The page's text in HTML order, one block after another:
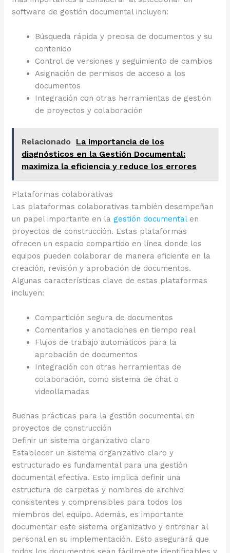
software de gestión documental incluyen:
Búsqueda rápida y precisa de documentos y su
contenido
Control de versiones y seguimiento de cambios
Asignación de permisos de acceso a los
documentos
Integración con otras herramientas de gestión
de proyectos y colaboración
Relacionado
La importancia de los
diagnósticos en la Gestión Documental:
maximiza la eficiencia y reduce los errores
Plataformas colaborativas
Las plataformas colaborativas también desempeñan
un papel importante en lagestión documentalen
proyectos de construcción. Estas plataformas
ofrecen un espacio compartido en línea donde los
equipos pueden colaborar de manera eficiente en la
creación, revisión y aprobación de documentos.
Algunas características clave de estas plataformas
incluyen:
Compartición segura de documentos
Comentarios y anotaciones en tiempo real
Flujos de trabajo automáticos para la
aprobación de documentos
Integración con otras herramientas de
colaboración, como sistema de chat o
videollamadas
Buenas prácticas para la gestión documental en
proyectos de construcción
Definir un sistema organizativo claro
Establecer un sistema organizativo claro y
estructurado es fundamental para una gestión
documental efectiva. Esto implica definir una
estructura de carpetas y nombres de archivo
consistentes y comprensibles para todos los
miembros del equipo. Además, es importante
documentar este sistema organizativo y entrenar al
personal en su implementación. Esto asegurará que